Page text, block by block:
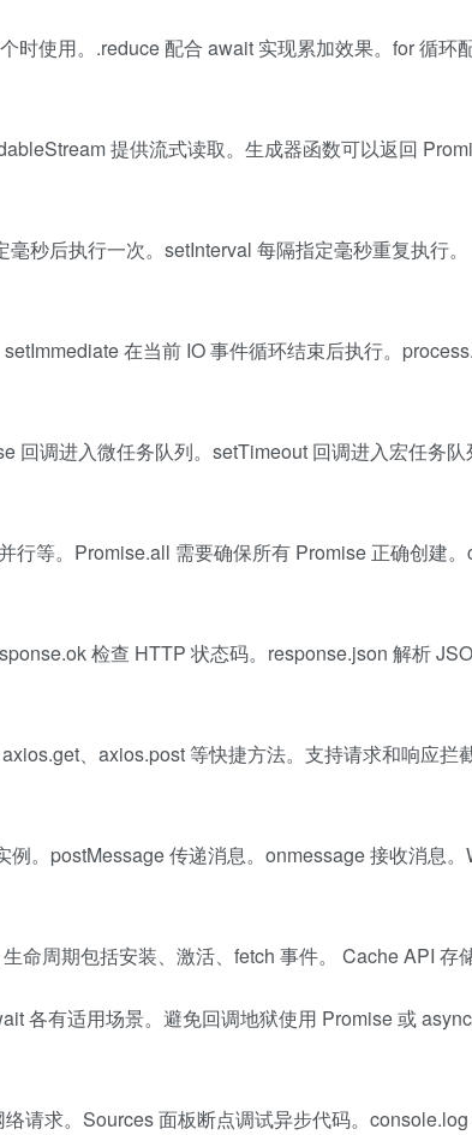
时使用。.reduce 配合 await 实现累加效果。for 循环
提供流式读取。生成器函数可以返回
秒后执行一次。setInterval 每隔指定毫秒重复执行。
在当前 IO 事件循环结束后执行。
回调进入微任务队列。setTimeout 回调进入宏任务队
等。Promise.all 需要确保所有 Promise 正确创建
检查 HTTP 状态码。response.json 解析
、axios.post 等快捷方法。支持请求和响应拦
。postMessage 传递消息。onmessage 接收消息。
周期包括安装、激活、fetch 事件。 Cache API 存
各有适用场景。避免回调地狱使用 Promise 或
请求。Sources 面板断点调试异步代码。